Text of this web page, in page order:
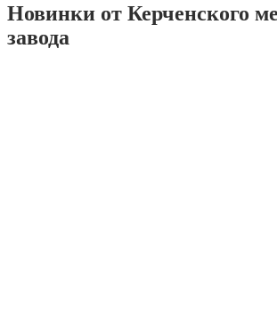
Новинки от Керченского
завода